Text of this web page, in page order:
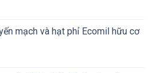
mạch và hạt phỉ Ecomil hữu cơ